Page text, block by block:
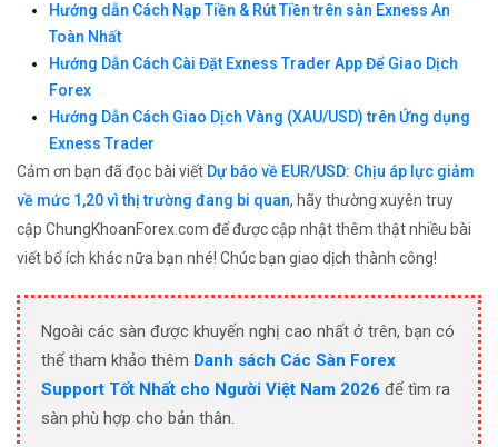
Hướng dẫn Cách Nạp Tiền & Rút Tiền trên sàn Exness An
Toàn Nhất
Hướng Dẫn Cách Cài Đặt Exness Trader App Để Giao Dịch
Forex
Hướng Dẫn Cách Giao Dịch Vàng (XAU/USD) trên Ứng dụng
Exness Trader
Cảm ơn bạn đã đọc bài viết Dự báo về EUR/USD: Chịu áp lực giảm
về mức 1,20 vì thị trường đang bi quan, hãy thường xuyên truy
cập ChungKhoanForex.com để được cập nhật thêm thật nhiều bài
viết bổ ích khác nữa bạn nhé! Chúc bạn giao dịch thành công!
Ngoài các sàn được khuyến nghị cao nhất ở trên, bạn có
thể tham khảo thêm Danh sách Các Sàn Forex
Support Tốt Nhất cho Người Việt Nam 2026 để tìm ra
sàn phù hợp cho bản thân.